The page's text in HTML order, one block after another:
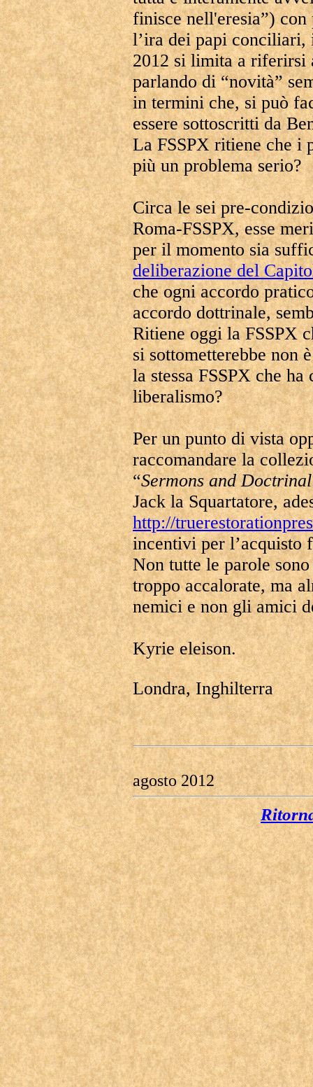
finisce nell'eresia”)
l’ira dei papi conciliari,
2012 si limita a riferirsi
parlando di “novità”
in termini che, si può
essere sottoscritti da
La FSSPX ritiene che i
più un problema serio?
Circa le sei pre-
Roma-FSSPX, esse
per il momento sia
deliberazione del
che ogni accordo
accordo dottrinale,
Ritiene oggi la FSSPX
si sottometterebbe non
la stessa FSSPX che
liberalismo?
Per un punto di vista
raccomandare la
“Sermons and
Jack la Squartatore,
http://
incentivi per l’acquisto
Non tutte le parole
troppo accalorate, ma
nemici e non gli amici
Kyrie eleison.
Londra, Inghilterra
agosto 2012